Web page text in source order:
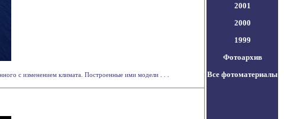
с изменением климата. Построенные ими модели . . .
2001
2000
1999
Фотоархив
Все фотоматериалы